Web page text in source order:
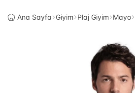
Ana Sayfa Giyim Plaj Giyim Mayo